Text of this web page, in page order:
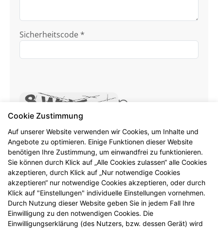
Sicherheitscode *
Ich habe dieDatenschutzhinweisezur
Kenntnis genommen.
Formular jetzt absenden
Alle mit * gekennzeichneten Felder sind
Pflichtangaben.
Cookie Zustimmung
Auf unserer Website verwenden wir Cookies, um Inhalte und
Angebote zu optimieren. Einige Funktionen dieser Website
benötigen Ihre Zustimmung, um einwandfrei zu funktionieren.
Sie können durch Klick auf „Alle Cookies zulassen“ alle Cookies
akzeptieren, durch Klick auf „Nur notwendige Cookies
akzeptieren“ nur notwendige Cookies akzeptieren, oder durch
Klick auf "Einstellungen" individuelle Einstellungen vornehmen.
Durch Nutzung dieser Website geben Sie in jedem Fall Ihre
Einwilligung zu den notwendigen Cookies. Die
Einwilligungserklärung (des Nutzers, bzw. dessen Gerät) wird